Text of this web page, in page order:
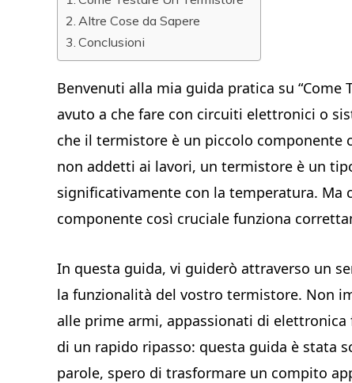
Altre Cose da Sapere
Conclusioni
Benvenuti alla mia guida pratica su “Come
avuto a che fare con circuiti elettronici o
che il termistore è un piccolo componente
non addetti ai lavori, un termistore è un
significativamente con la temperatura. Ma
componente così cruciale funziona
In questa guida, vi guiderò attraverso un
la funzionalità del vostro termistore. Non
alle prime armi, appassionati di
di un rapido ripasso: questa guida è stata
parole, spero di trasformare un compito